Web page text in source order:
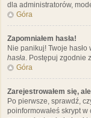
dla administratorów,
Góra
Zapomniałem hasła!
Nie panikuj! Twoje
hasła. Postępuj zgodnie
Góra
Zarejestrowałem się,
Po pierwsze, sprawdź,
poinformowałeś skrypt